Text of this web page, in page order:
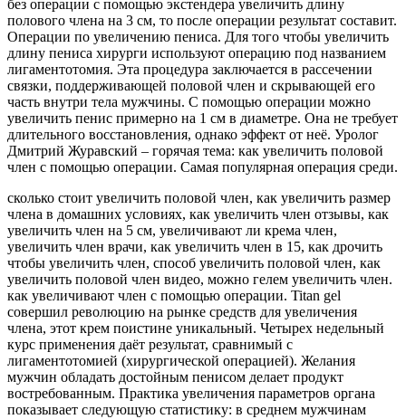
без операции с помощью экстендера увеличить длину
полового члена на 3 см, то после операции результат составит.
Операции по увеличению пениса. Для того чтобы увеличить
длину пениса хирурги используют операцию под названием
лигаментотомия. Эта процедура заключается в рассечении
связки, поддерживающей половой член и скрывающей его
часть внутри тела мужчины. С помощью операции можно
увеличить пенис примерно на 1 см в диаметре. Она не требует
длительного восстановления, однако эффект от неё. Уролог
Дмитрий Журавский – горячая тема: как увеличить половой
член с помощью операции. Самая популярная операция среди.
сколько стоит увеличить половой член, как увеличить размер
члена в домашних условиях, как увеличить член отзывы, как
увеличить член на 5 см, увеличивают ли крема член,
увеличить член врачи, как увеличить член в 15, как дрочить
чтобы увеличить член, способ увеличить половой член, как
увеличить половой член видео, можно гелем увеличить член.
как увеличивают член с помощью операции. Titan gel
совершил революцию на рынке средств для увеличения
члена, этот крем поистине уникальный. Четырех недельный
курс применения даёт результат, сравнимый с
лигаментотомией (хирургической операцией). Желания
мужчин обладать достойным пенисом делает продукт
востребованным. Практика увеличения параметров органа
показывает следующую статистику: в среднем мужчинам